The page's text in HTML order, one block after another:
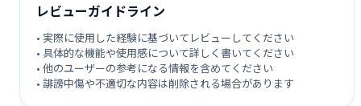
レビューガイドライン
• 実際に使用した経験に基づいてレビューしてください
• 具体的な機能や使用感について詳しく書いてください
• 他のユーザーの参考になる情報を含めてください
• 誹謗中傷や不適切な内容は削除される場合があります